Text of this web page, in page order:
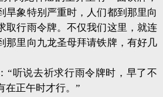
旱象特别严重时，人们都到那里向
取行雨令牌。不仅我们这里，就连
那里向九龙圣母拜请铁牌，有好几
“听说去祈求行雨令牌时，早了不
在正午时才行。”